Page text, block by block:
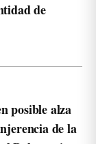
de
posible alza
de la